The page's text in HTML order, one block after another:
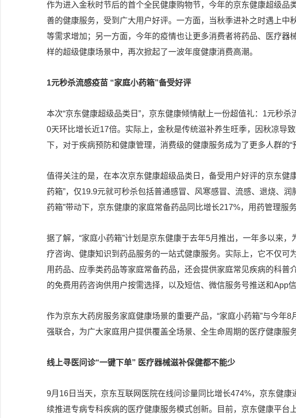
作为进入金秋时节后的首个全民健康购物节，今年的京东健康超级品
善的健康服务，受到广大用户好评。一方面，当秋季进补之时遇上中
等需求增加；另一方面，今年的疫情也让更多消费者将药品、医疗器
样的超级健康场景中，再次掀起了一波年度健康消费高潮。
1元秒杀流感疫苗 “家庭小药箱”备受好评
本次“京东健康超级品类日”，京东健康倾情献上一份超值礼：1元秒
0天环比增长近17倍。实际上，金秋是传统滋补养生旺季，因秋凉导
下，对于疾病预防和健康管理，消费级的健康服务成为了更多人群的“
值得关注的是，在本次京东健康超级品类日，备受用户好评的京东健
药箱”，仅19.9元就可秒杀包括普通感冒、风寒感冒、流感、退烧、
药箱”带动下，京东健康的家庭常备药品同比增长217%，用药管理服
据了解，“家庭小药箱”计划是京东健康于去年5月推出，一年多以来
疗咨询、健康知识到药品服务的一站式健康服务。实际上，它不仅可
用药品、应季类药品等家庭常备药品，还会提供家庭常见疾病的科普
的免费用药咨询供用户按需选择，以及短信、微信服务号推送和App
作为京东大药房服务家庭健康场景的重要产品，“家庭小药箱”与今年8
强联合，为广大家庭用户提供覆盖全场景、全生命周期的医疗健康服务
线上寻医问诊“一键下单” 医疗器械滋补保健都不能少
9月16日当天，京东互联网医院在线问诊量同比增长474%，京东健
续推进专病专科疾病的医疗健康服务模式创新。目前，京东健康平台